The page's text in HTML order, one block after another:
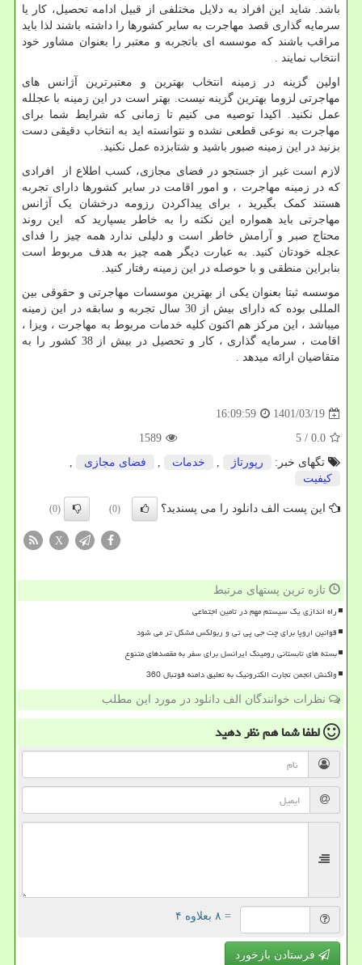
باشد. شاید این افراد به دلایل مختلفی از قبیل ادامه تحصیل، کار یا
سرمایه گذاری قصد مهاجرت به سایر کشورها را داشته باشند لذا باید
مراقب باشند که موسسه ای باتجربه و معتبر را بعنوان مشاور خود
انتخاب نمایند .
اولین گزینه در زمینه انتخاب بهترین و معتبرترین آژانس های
مهاجرتی لزوما بهترین گزینه نیست. بهتر است در این زمینه با عجلله
عمل نکنید. اکیدا توصیه می کنیم تا زمانی که شرایط شما برای
مهاجرت به نوعی قطعی نشده و نتوانسته اید به انتخاب دقیقی دست
بزنید در این زمینه صبور باشید و شتابزده عمل نکنید.
لازم است غیر از جستجو در فضای مجازی، کسب اطلاع از افرادی
که در زمینه مهاجرت ، و امور اقامت در سایر کشورها دارای تجربه
هستند کمک بگیرید ، برای پیداکردن رزومه درخشان یک آژانس
مهاجرتی باید همواره این نکته را به خاطر بسپارید که این روند
محتاج صبر و آرامش خاطر است و دلیلی ندارد همه چیز را فدای
عجله خودتان کنید. به عبارت دیگر همه چیز به هدف مربوط است
بنابراین منطقی و با حوصله در این زمینه رفتار کنید.
موسسه ثبتا بعنوان یکی از بهترین موسسات مهاجرتی و حقوقی بین
المللی بوده که دارای بیش از 30 سال تجربه و سابقه در این زمینه
میباشد ، این مرکز هم اکنون کلیه خدمات مربوط به مهاجرت ، ویزا ،
اقامت ، سرمایه گذاری ، کار و تحصیل در بیش از 38 کشور را به
متقاضیان ارائه میدهد .
1401/03/19
16:09:59
0.0
/ 5
1589
تگهای خبر:
رپورتاژ , خدمات , فضای مجازی
,
كیفیت
این پست الف دانلود را می پسندید؟ (0)
(0)
X
تازه ترین پستهای مرتبط
راه اندازی یک سیستم مهم در تامین اجتماعی
قوانین اروپا برای چت جی پی تی و ربولکس مشکل تر می شود
بسته های تابستانی رومینگ ایرانسل برای سفر به مقصدهای متنوع
واکنش انجمن تجارت الکترونیک به تعلیق دامنه فوتبال 360
نظرات خوانندگان الف دانلود در مورد این مطلب
لطفا شما همنظر دهید
= ۸ بعلاوه ۴
فرستادن بازخورد